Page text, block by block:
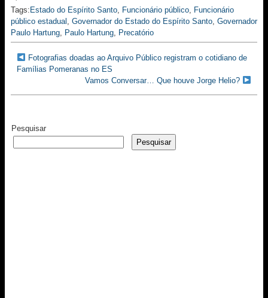
Tags: Estado do Espírito Santo, Funcionário público, Funcionário
público estadual , Governador do Estado do Espírito Santo, Governador
Paulo Hartung, Paulo Hartung, Precatório
Fotografias doadas ao Arquivo Público registram o cotidiano de
Famílias Pomeranas no ES
Vamos Conversar… Que houve Jorge Helio?
Pesquisar
Pesquisar